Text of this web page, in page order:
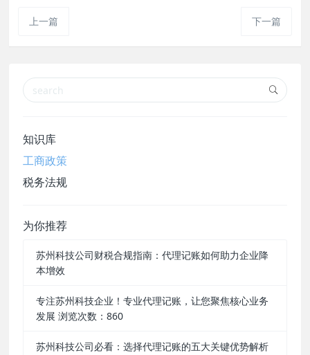
上一篇 下一篇
知识库
工商政策
税务法规
为你推荐
苏州科技公司财税合规指南：代理记账如何助力企业降
本增效
专注苏州科技企业！专业代理记账，让您聚焦核心业务
发展 浏览次数：860
苏州科技公司必看：选择代理记账的五大关键优势解析